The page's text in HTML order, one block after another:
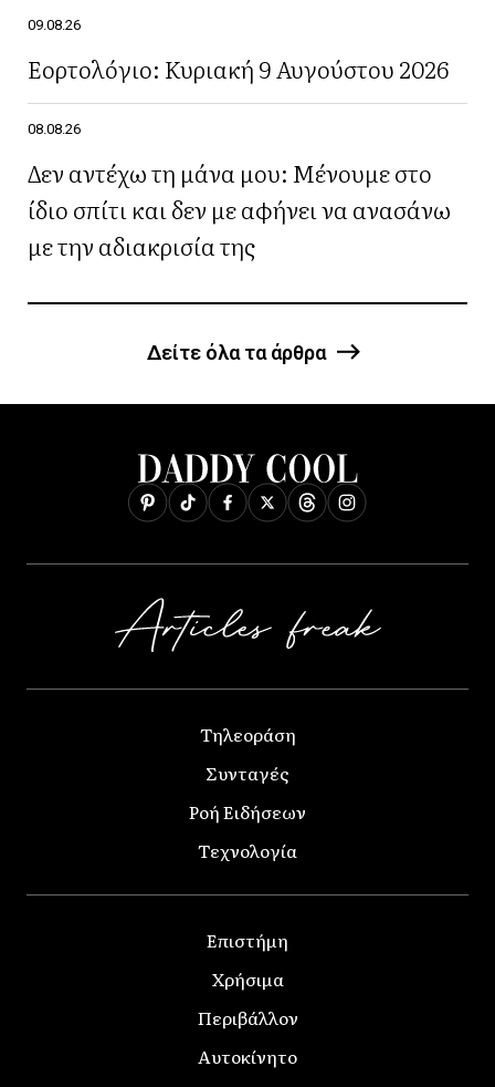
09.08.26
Εορτολόγιο: Κυριακή 9 Αυγούστου 2026
08.08.26
Δεν αντέχω τη μάνα μου: Μένουμε στο
ίδιο σπίτι και δεν με αφήνει να ανασάνω
με την αδιακρισία της
Δείτε όλα τα άρθρα
Τηλεοράση
Συνταγές
Ροή Ειδήσεων
Τεχνολογία
Επιστήμη
Χρήσιμα
Περιβάλλον
Αυτοκίνητο